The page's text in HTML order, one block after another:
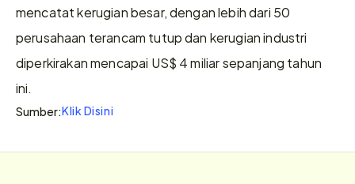
mencatat kerugian besar, dengan lebih dari 50
perusahaan terancam tutup dan kerugian industri
diperkirakan mencapai US$ 4 miliar sepanjang tahun
ini.
Sumber:Klik Disini